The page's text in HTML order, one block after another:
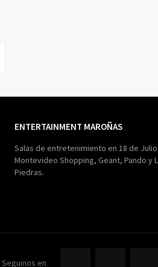
ENTERTAINMENT MAROÑAS
Salas de entretenimiento en 18 de
Montevideo Shopping, Geant, Pando y
Piedras.
Seguinos en